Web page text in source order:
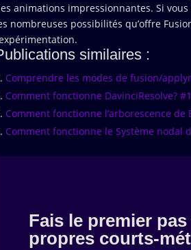
animations impressionnantes. Si
nombreuses possibilités qu’offre
similaires :
Comprendre les modes de fusion/
Comment fonctionne DavinciResolve?
Comment fonctionne l’arborescence de
Comment fonctionne le Système nodal
Fais le premier
propres courts-